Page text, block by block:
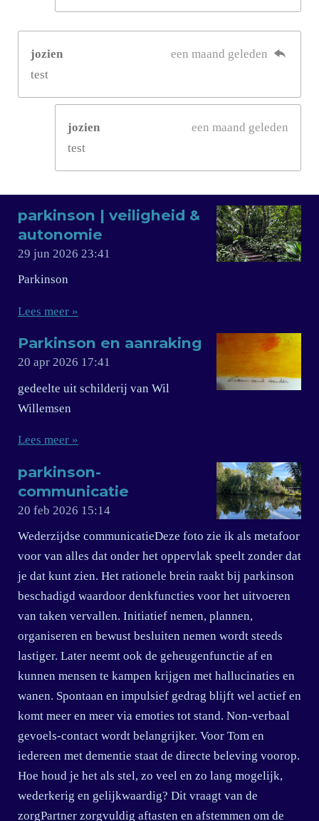
jozien
een maand geleden
test
jozien
een maand geleden
test
parkinson | veiligheid &
autonomie
29 jun 2026 23:41
Parkinson
Lees meer »
Parkinson en aanraking
20 apr 2026 17:41
gedeelte uit schilderij van Wil
Willemsen
Lees meer »
parkinson-
communicatie
20 feb 2026 15:14
Wederzijdse communicatieDeze foto zie ik als metafoor
voor van alles dat onder het oppervlak speelt zonder dat
je dat kunt zien. Het rationele brein raakt bij parkinson
beschadigd waardoor denkfuncties voor het uitvoeren
van taken vervallen. Initiatief nemen, plannen,
organiseren en bewust besluiten nemen wordt steeds
lastiger. Later neemt ook de geheugenfunctie af en
kunnen mensen te kampen krijgen met hallucinaties en
wanen. Spontaan en impulsief gedrag blijft wel actief en
komt meer en meer via emoties tot stand. Non-verbaal
gevoels-contact wordt belangrijker. Voor Tom en
iedereen met dementie staat de directe beleving voorop.
Hoe houd je het als stel, zo veel en zo lang mogelijk,
wederkerig en gelijkwaardig? Dit vraagt van de
zorgPartner zorgvuldig aftasten en afstemmen om de